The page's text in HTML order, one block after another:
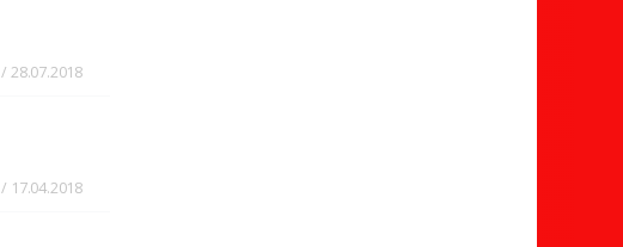
/ 28.07.2018
/ 17.04.2018